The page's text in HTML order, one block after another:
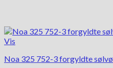
Vis
Noa 325 752-3 forgyldte